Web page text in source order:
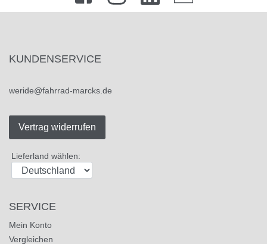
KUNDENSERVICE
weride@fahrrad-marcks.de
Vertrag widerrufen
Lieferland wählen:
SERVICE
Mein Konto
Vergleichen